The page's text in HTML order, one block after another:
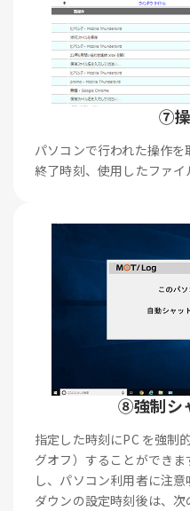
⑦
パソコンで行われた操作
終了時刻、使用したファイ
⑧強制シ
指定した時刻にPC を強制
グオフ）することができ
し、パソコン利用者に注
ダウンの設定時刻後は、